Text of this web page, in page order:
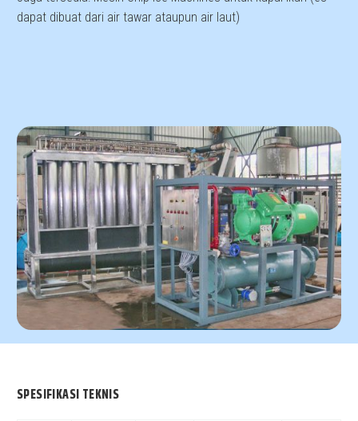
dapat dibuat dari air tawar ataupun air laut)
SPESIFIKASI TEKNIS